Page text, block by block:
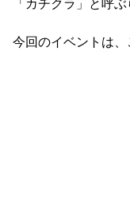
「カチクラ」と呼ぶ
今回のイベントは、